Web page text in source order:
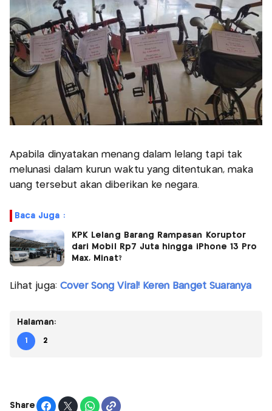
Apabila dinyatakan menang dalam lelang tapi tak
melunasi dalam kurun waktu yang ditentukan, maka
uang tersebut akan diberikan ke negara.
Baca Juga :
KPK Lelang Barang Rampasan Koruptor
dari Mobil Rp7 Juta hingga iPhone 13 Pro
Max, Minat?
Lihat juga: Cover Song Viral! Keren Banget Suaranya
Halaman:
1 2
Share